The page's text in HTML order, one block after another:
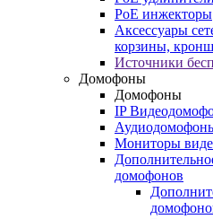
PoE инжекторы
Аксессуары
корзины,
Источники
Домофоны
Домофоны
IP
Мониторы
домофонов